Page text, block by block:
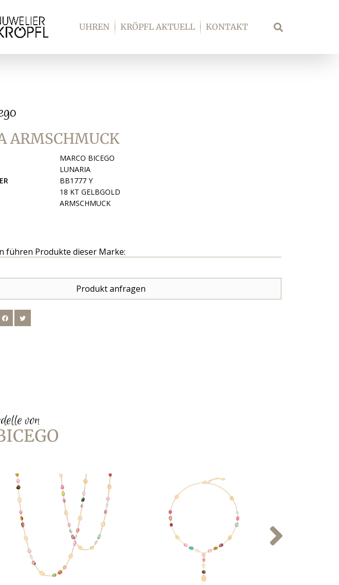
UHREN KRÖPFL AKTUELL KONTAKT Suche
ARMSCHMUCK
MARCO BICEGO
LUNARIA
BB1777 Y
18 KT GELBGOLD
ARMSCHMUCK
führen Produkte dieser Marke:
Produkt anfragen
von